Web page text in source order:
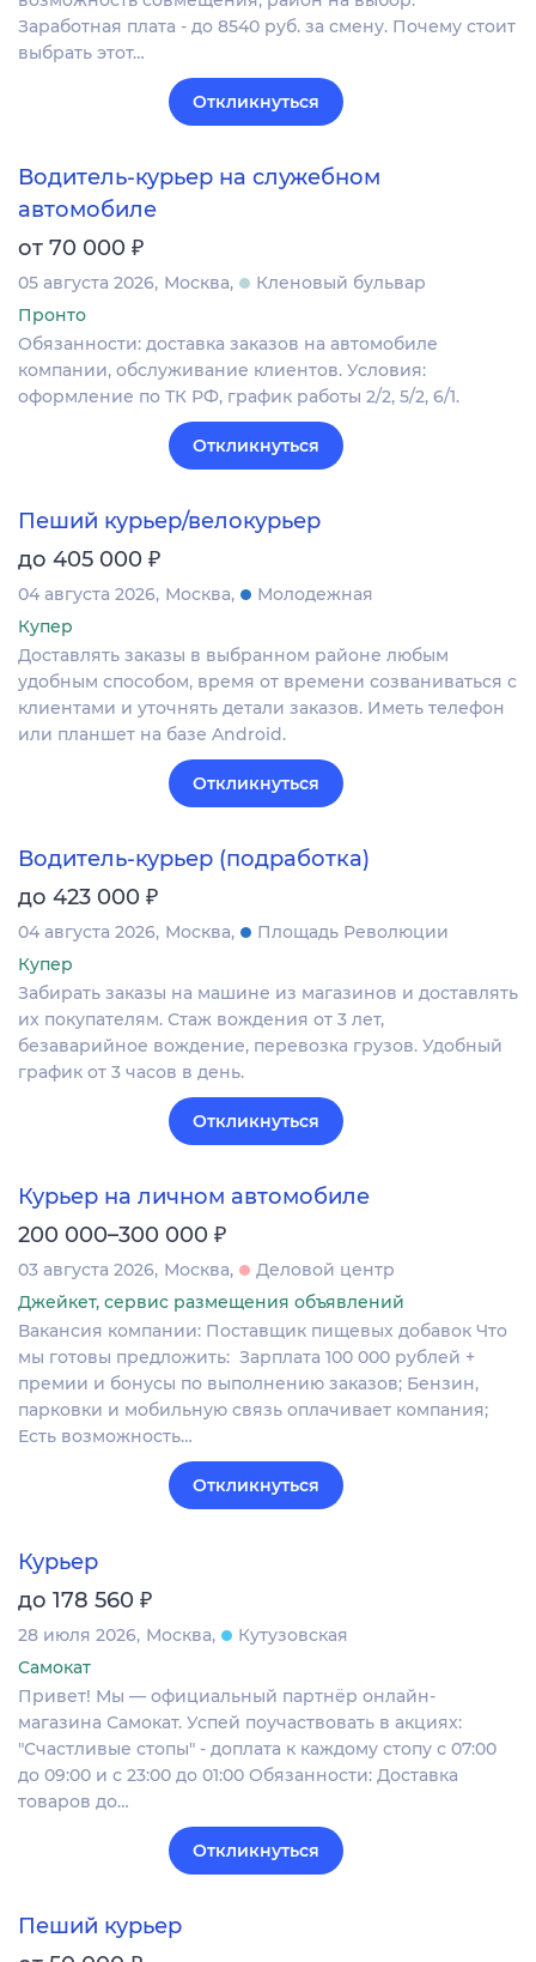
Заработная плата - до 8540 руб. за смену. Почему стоит
выбрать этот…
Откликнуться
Водитель-курьер на служебном
автомобиле
от 70 000 ₽
05 августа 2026 Москва
Кленовый бульвар
Пронто
Обязанности: доставка заказов на автомобиле
компании, обслуживание клиентов. Условия:
оформление по ТК РФ, график работы 2/2, 5/2, 6/1.
Откликнуться
Пеший курьер/велокурьер
до 405 000 ₽
04 августа 2026 Москва
Молодежная
Купер
Доставлять заказы в выбранном районе любым
удобным способом, время от времени созваниваться с
клиентами и уточнять детали заказов. Иметь телефон
или планшет на базе Android.
Откликнуться
Водитель-курьер (подработка)
до 423 000 ₽
04 августа 2026 Москва
Площадь Революции
Купер
Забирать заказы на машине из магазинов и доставлять
их покупателям. Стаж вождения от 3 лет,
безаварийное вождение, перевозка грузов. Удобный
график от 3 часов в день.
Откликнуться
Курьер на личном автомобиле
200 000–300 000 ₽
03 августа 2026 Москва
Деловой центр
Джейкет, сервис размещения объявлений
Вакансия компании: Поставщик пищевых добавок Что
мы готовы предложить: Зарплата 100 000 рублей +
премии и бонусы по выполнению заказов; Бензин,
парковки и мобильную связь оплачивает компания;
Есть возможность…
Откликнуться
Курьер
до 178 560 ₽
28 июля 2026 Москва
Кутузовская
Самокат
Привет! Мы — официальный партнёр онлайн-
магазина Самокат. Успей поучаствовать в акциях:
"Счастливые стопы" - доплата к каждому стопу с 07:00
до 09:00 и с 23:00 до 01:00 Обязанности: Доставка
товаров до…
Откликнуться
Пеший курьер